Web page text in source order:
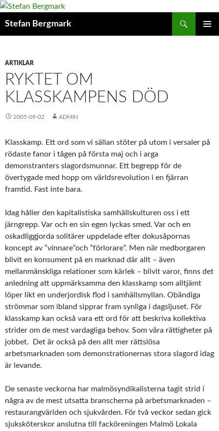
Stefan Bergmark
ARTIKLAR
RYKTET OM
KLASSKAMPENS DÖD
2005-09-02 ADMIN
Klasskamp. Ett ord som vi sällan stöter på utom i versaler på
rödaste fanor i tågen på första maj och i arga
demonstranters slagordsmunnar. Ett begrepp för de
övertygade med hopp om världsrevolution i en fjärran
framtid. Fast inte bara.
Idag håller den kapitalistiska samhällskulturen oss i ett
järngrepp. Var och en sin egen lyckas smed. Var och en
oskadliggjorda solitärer uppdelade efter dokusåpornas
koncept av ”vinnare”och ”förlorare”. Men när medborgaren
blivit en konsument på en marknad där allt – även
mellanmänskliga relationer som kärlek – blivit varor, finns det
anledning att uppmärksamma den klasskamp som alltjämt
löper likt en underjordisk flod i samhällsmyllan. Obändiga
strömmar som ibland sipprar fram synliga i dagsljuset. För
klasskamp kan också vara ett ord för att beskriva kollektiva
strider om de mest vardagliga behov. Som våra rättigheter på
jobbet. Det är också på den allt mer rättslösa
arbetsmarknaden som demonstrationernas stora slagord idag
är levande.
De senaste veckorna har malmösyndikalisterna tagit strid i
några av de mest utsatta branscherna på arbetsmarknaden –
restaurangvärlden och sjukvården. För två veckor sedan gick
sjuksköterskor anslutna till facköreningen Malmö Lokala